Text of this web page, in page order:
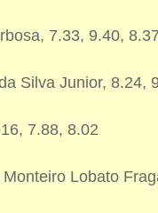
7.33, 9.40,
Silva Junior, 8.24,
7.88, 8.02
Lobato